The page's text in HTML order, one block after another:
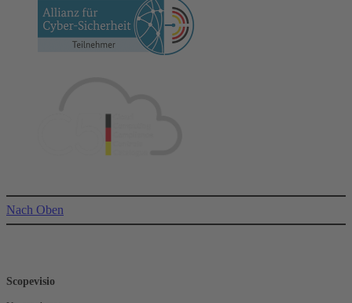
Nach Oben
Scopevisio